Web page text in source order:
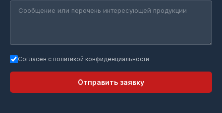
Согласен с политикой конфиденциальности
Отправить заявку